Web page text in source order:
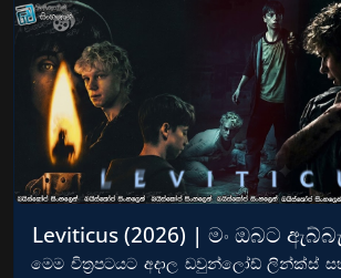
Leviticus (2026) | මං ඔබට
මෙම චිත්‍රපටයට අදාල ඩවුන්ලෝඩ් ලින්ක්ස්